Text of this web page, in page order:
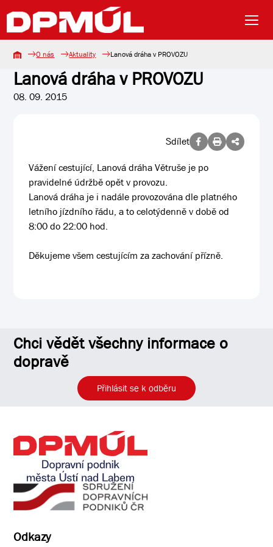
O nás Aktuality Lanová dráha v PROVOZU
Lanová dráha v PROVOZU
08. 09. 2015
Sdílet
Vážení cestující, Lanová dráha Větruše je po
pravidelné údržbě opět v provozu.
Lanová dráha je i nadále provozována dle platného
letního jízdního řádu, a to celotýdenně v době od
8:00 do 22:00 hod.
Děkujeme všem cestujícím za zachování přízně.
Chci vědět všechny informace o
dopravě
Přihlásit se k odběru
Odkazy